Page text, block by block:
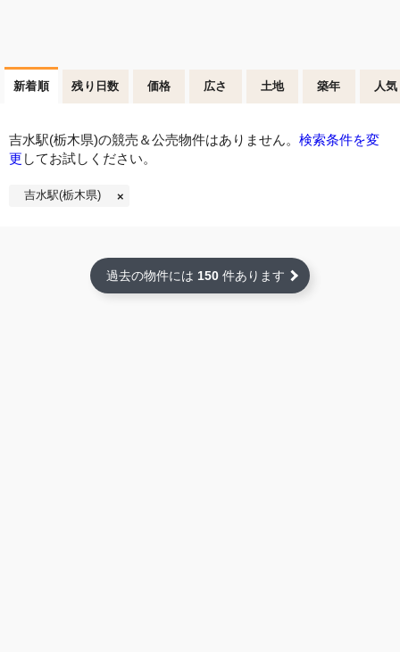
新着順 残り日数 価格 広さ 土地 築年 人気
吉水駅(栃木県)の競売＆公売物件はありません。 検索条件を変
更 してお試しください。
吉水駅(栃木県)
過去の物件には 150 件あります